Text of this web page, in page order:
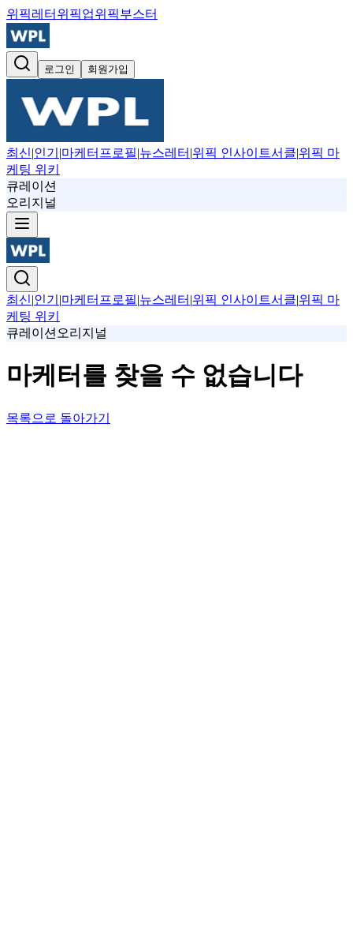
위픽레터 위픽업위픽부스터
로그인 회원가입
최신|인기 |마케터프로필|뉴스레터 |위픽 인사이트서클|위픽 마
케팅 위키
큐레이션
오리지널
최신|인기 |마케터프로필|뉴스레터 |위픽 인사이트서클|위픽 마
케팅 위키
큐레이션 오리지널
마케터를 찾을 수 없습니다
목록으로 돌아가기